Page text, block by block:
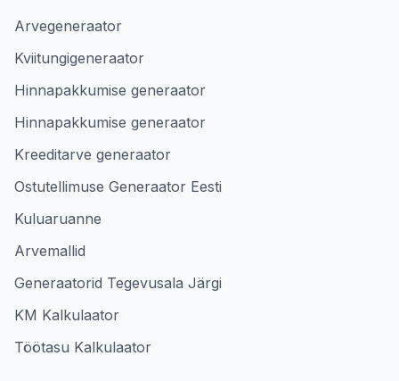
Arvegeneraator
Kviitungigeneraator
Hinnapakkumise generaator
Hinnapakkumise generaator
Kreeditarve generaator
Ostutellimuse Generaator Eesti
Kuluaruanne
Arvemallid
Generaatorid Tegevusala Järgi
KM Kalkulaator
Töötasu Kalkulaator